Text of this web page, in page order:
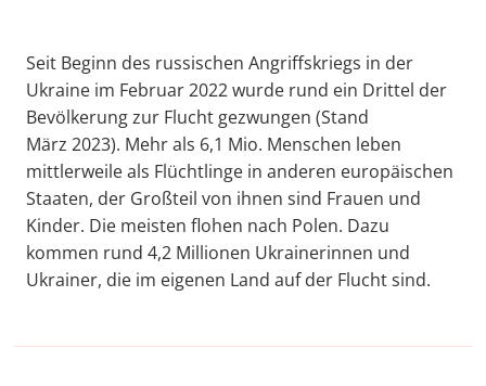
Seit Beginn des russischen Angriffskriegs in der
Ukraine im Februar 2022 wurde rund ein Drittel der
Bevölkerung zur Flucht gezwungen (Stand
März 2023). Mehr als 6,1 Mio. Menschen leben
mittlerweile als Flüchtlinge in anderen europäischen
Staaten, der Großteil von ihnen sind Frauen und
Kinder. Die meisten flohen nach Polen. Dazu
kommen rund 4,2 Millionen Ukrainerinnen und
Ukrainer, die im eigenen Land auf der Flucht sind.